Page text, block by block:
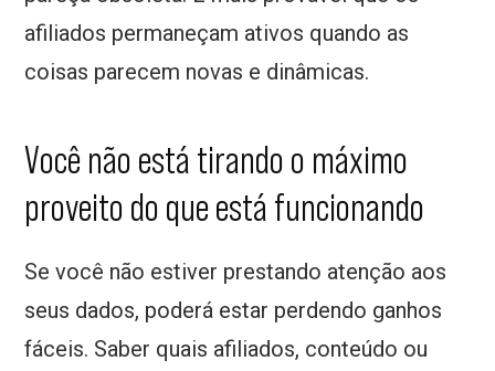
afiliados permaneçam ativos quando as
coisas parecem novas e dinâmicas.
Você não está tirando o máximo
proveito do que está funcionando
Se você não estiver prestando atenção aos
seus dados, poderá estar perdendo ganhos
fáceis. Saber quais afiliados, conteúdo ou